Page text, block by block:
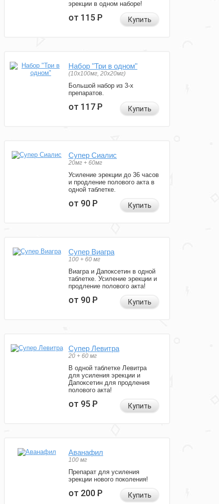
эрекции в одном наборе!
от 115Р Купить
Набор "Три в одном"
(10x100мг, 20x20мг)
Большой набор из 3-х
препаратов.
от 117Р Купить
Супер Сиалис
20мг + 60мг
Усиление эрекции до 36 часов
и продление полового акта в
одной таблетке.
от 90Р Купить
Супер Виагра
100 + 60 мг
Виагра и Дапоксетин в одной
таблетке. Усиление эрекции и
продление полового акта!
от 90Р Купить
Супер Левитра
20 + 60 мг
В одной таблетке Левитра
для усиления эрекции и
Дапоксетин для продления
полового акта!
от 95Р Купить
Аванафил
100 мг
Препарат для усиления
эрекции нового поколения!
от 200Р Купить